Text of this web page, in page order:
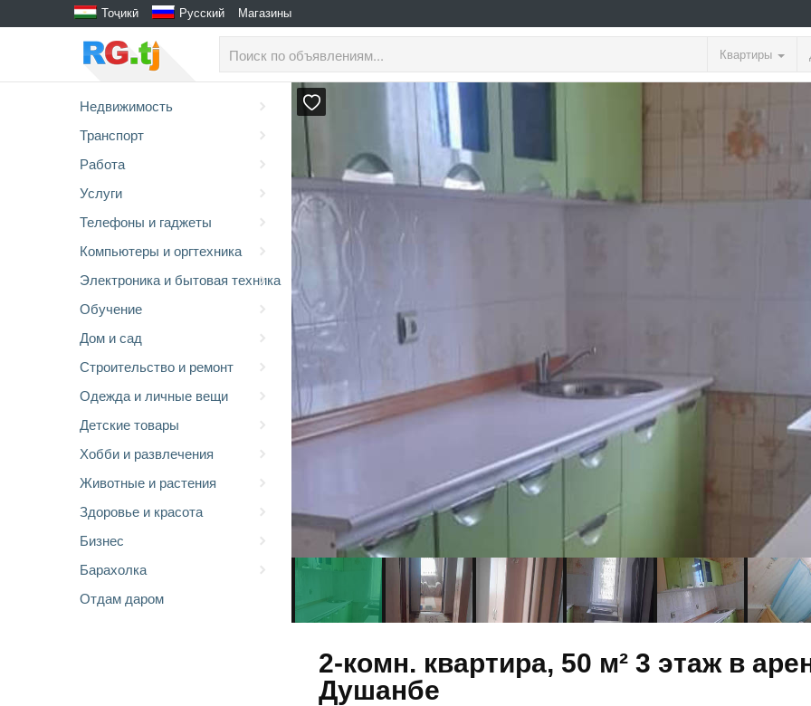
Тоҷикӣ Русский Магазины
Квартиры
Недвижимость
Транспорт
Работа
Услуги
Телефоны и гаджеты
Компьютеры и оргтехника
Электроника и бытовая техника
Обучение
Дом и сад
Строительство и ремонт
Одежда и личные вещи
Детские товары
Хобби и развлечения
Животные и растения
Здоровье и красота
Бизнес
Барахолка
Отдам даром
2-комн. квартира, 50 м² 3 этаж в
Душанбе